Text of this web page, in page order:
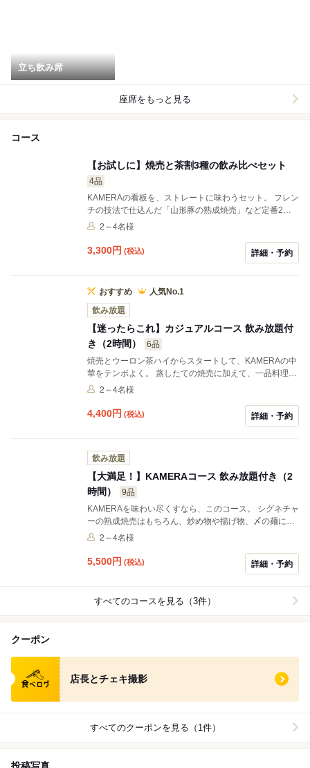
立ち飲み席
座席をもっと見る
コース
【お試しに】焼売と茶割3種の飲み比べセット
4品
KAMERAの看板を、ストレートに味わうセット。 フレン
チの技法で仕込んだ「山形豚の熟成焼売」など定番2種
と前菜に、香り高いウーロン茶ハイ3種の飲み比べをセ
しむ構成。 まずはKAMERAの雰囲気を知りたい夜にどう
2～4名様
3,300円 (税込) 詳細・予約
おすすめ
人気No.1
飲み放題
【迷ったらこれ】カジュアルコース 飲み放題付
き（2時間）
6品
焼売とウーロン茶ハイからスタートして、KAMERAの中
華をテンポよく。 蒸したての焼売に加えて、一品料理や
お酒が進むメニューをバランスよく揃えました。 お酒の
【おすすめ利用シーン】 少人数での食事、友人との軽い
2～4名様
4,400円 (税込) 詳細・予約
飲み放題
【大満足！】KAMERAコース 飲み放題付き（2
時間）
9品
KAMERAを味わい尽くすなら、このコース。 シグネチャ
ーの熟成焼売はもちろん、炒め物や揚げ物、〆の麺にデ
ザートまで、本格中華をフルラインナップで出します。
腰を据えてじっくり飲んで、食べていってください。
2～4名様
5,500円 (税込) 詳細・予約
すべてのコースを見る（3件）
クーポン
食べログ クーポン
店長とチェキ撮影
すべてのクーポンを見る（1件）